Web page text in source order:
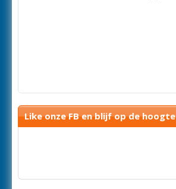
Like onze FB en blijf op de hoogte